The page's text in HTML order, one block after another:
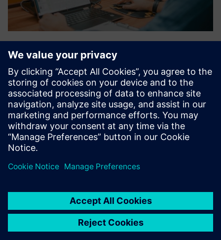
nPlan - Planning App
NPLAN — це вдосконалена платформа для планування
продуктивних сценаріїв, яка генерує сценарії
планування виробництва гнучкими, надійними та
спільними зусиллями, прискорюючи цифрову
трансформацію вашого ланцюжка поставок.
Докладніше